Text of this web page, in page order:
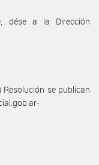
dése a la Dirección
se publican